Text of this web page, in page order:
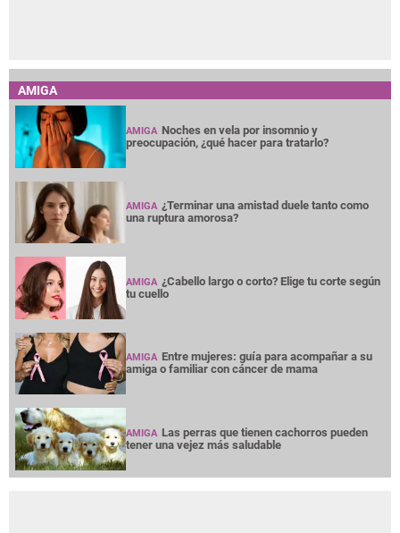
AMIGA
AMIGA Noches en vela por insomnio y
preocupación, ¿qué hacer para tratarlo?
AMIGA ¿Terminar una amistad duele tanto como
una ruptura amorosa?
AMIGA ¿Cabello largo o corto? Elige tu corte según
tu cuello
AMIGA Entre mujeres: guía para acompañar a su
amiga o familiar con cáncer de mama
AMIGA Las perras que tienen cachorros pueden
tener una vejez más saludable